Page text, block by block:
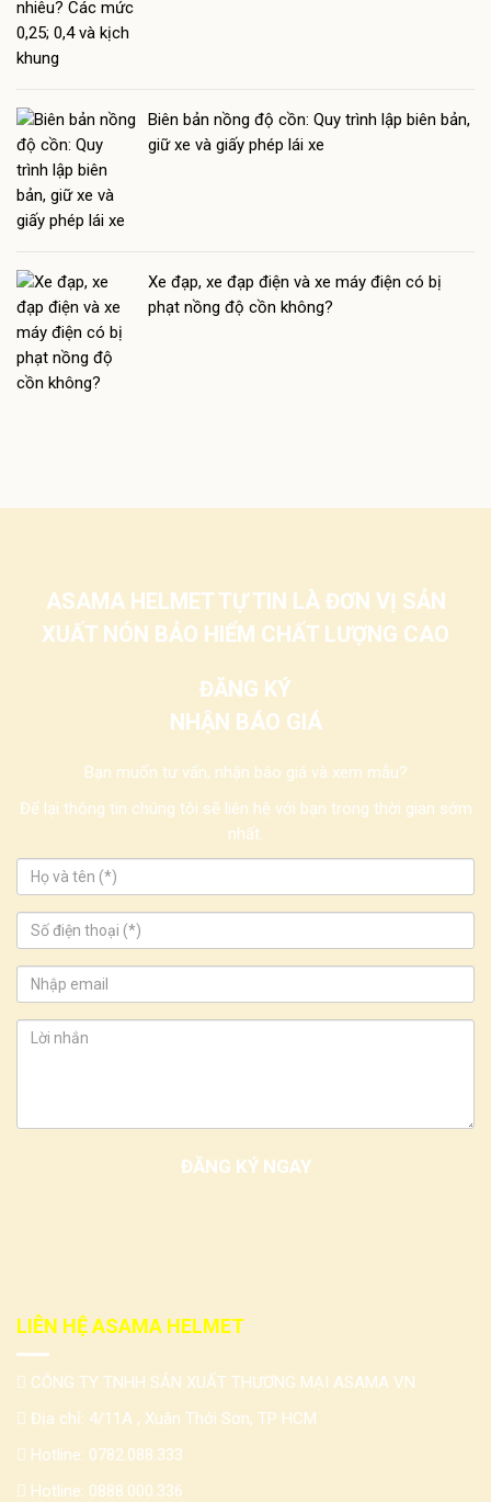
Biên bản nồng độ cồn: Quy trình lập biên bản,
giữ xe và giấy phép lái xe
Xe đạp, xe đạp điện và xe máy điện có bị
phạt nồng độ cồn không?
ASAMA HELMET TỰ TIN LÀ ĐƠN VỊ SẢN
XUẤT NÓN BẢO HIỂM CHẤT LƯỢNG CAO
ĐĂNG KÝ
NHẬN BÁO GIÁ
Bạn muốn tư vấn, nhận báo giá và xem mẫu?
Để lại thông tin chúng tôi sẽ liên hệ với bạn trong thời gian sớm
nhất.
LIÊN HỆ ASAMA HELMET
CÔNG TY TNHH SẢN XUẤT THƯƠNG MẠI ASAMA VN
Địa chỉ: 4/11A , Xuân Thới Sơn, TP HCM
Hotline: 0782.088.333
Hotline: 0888.000.336